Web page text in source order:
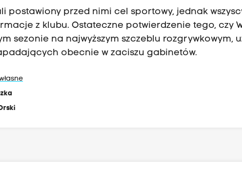
postawiony przed nimi cel sportowy, jednak
z klubu. Ostateczne potwierdzenie tego, czy
sezonie na najwyższym szczeblu rozgrywkowym,
obecnie w zaciszu gabinetów.